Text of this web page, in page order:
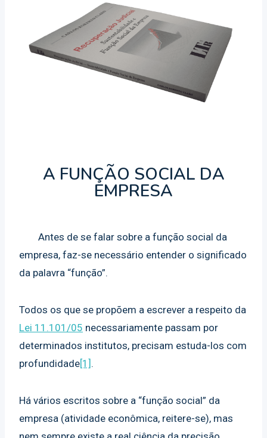
A FUNÇÃO SOCIAL DA
EMPRESA
Antes de se falar sobre a função social da
empresa, faz-se necessário entender o significado
da palavra “função”.
Todos os que se propõem a escrever a respeito da
Lei 11.101/05 necessariamente passam por
determinados institutos, precisam estuda-los com
profundidade[1] .
Há vários escritos sobre a “função social” da
empresa (atividade econômica, reitere-se), mas